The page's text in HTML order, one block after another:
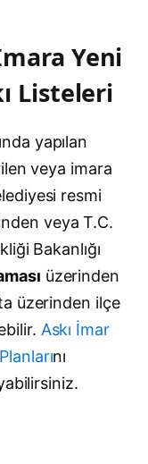
Yeni
Listeleri
yapılan
veya imara
resmi
veya T.C.
Bakanlığı
üzerinden
üzerinden ilçe
Askı İmar
nı